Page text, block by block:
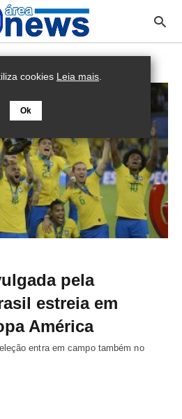
pela
estreia em
América
entra em campo também no
cookies Leia mais.
Ok